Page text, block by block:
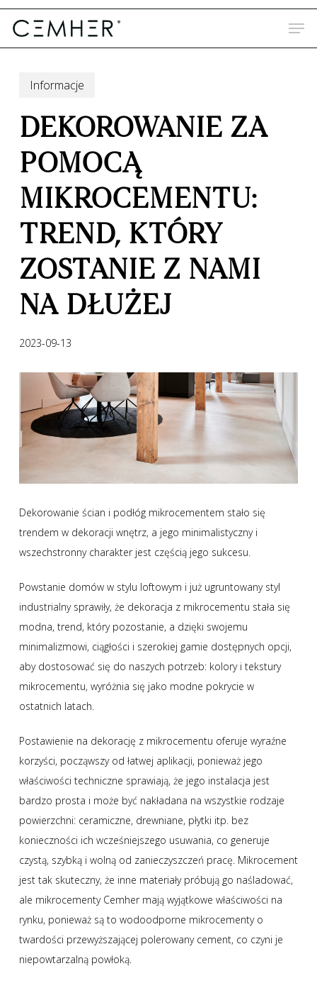
Skip
main
Informacje
DEKOROWANIE ZA
POMOCĄ
MIKROCEMENTU:
TREND, KTÓRY
ZOSTANIE Z NAMI
NA DŁUŻEJ
2023-09-13
Dekorowanie ścian i podłóg mikrocementem stało się
trendem w dekoracji wnętrz, a jego minimalistyczny i
wszechstronny charakter jest częścią jego sukcesu.
Powstanie domów w stylu loftowym i już ugruntowany styl
industrialny sprawiły, że dekoracja z mikrocementu stała się
modna, trend, który pozostanie, a dzięki swojemu
minimalizmowi, ciągłości i szerokiej gamie dostępnych opcji,
aby dostosować się do naszych potrzeb: kolory i tekstury
mikrocementu, wyróżnia się jako modne pokrycie w
ostatnich latach.
Postawienie na dekorację z mikrocementu oferuje wyraźne
korzyści, począwszy od łatwej aplikacji, ponieważ jego
właściwości techniczne sprawiają, że jego instalacja jest
bardzo prosta i może być nakładana na wszystkie rodzaje
powierzchni: ceramiczne, drewniane, płytki itp. bez
konieczności ich wcześniejszego usuwania, co generuje
czystą, szybką i wolną od zanieczyszczeń pracę. Mikrocement
jest tak skuteczny, że inne materiały próbują go naśladować,
ale mikrocementy Cemher mają wyjątkowe właściwości na
rynku, ponieważ są to wodoodporne mikrocementy o
twardości przewyższającej polerowany cement, co czyni je
niepowtarzalną powłoką.